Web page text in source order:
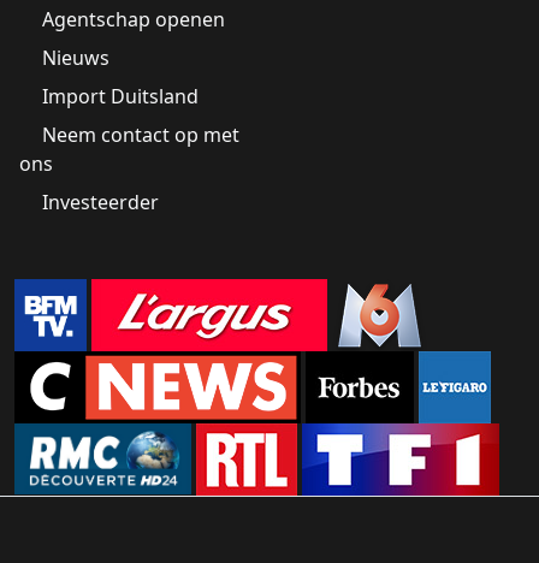
Agentschap openen
Nieuws
Import Duitsland
Neem contact op met
ons
Investeerder